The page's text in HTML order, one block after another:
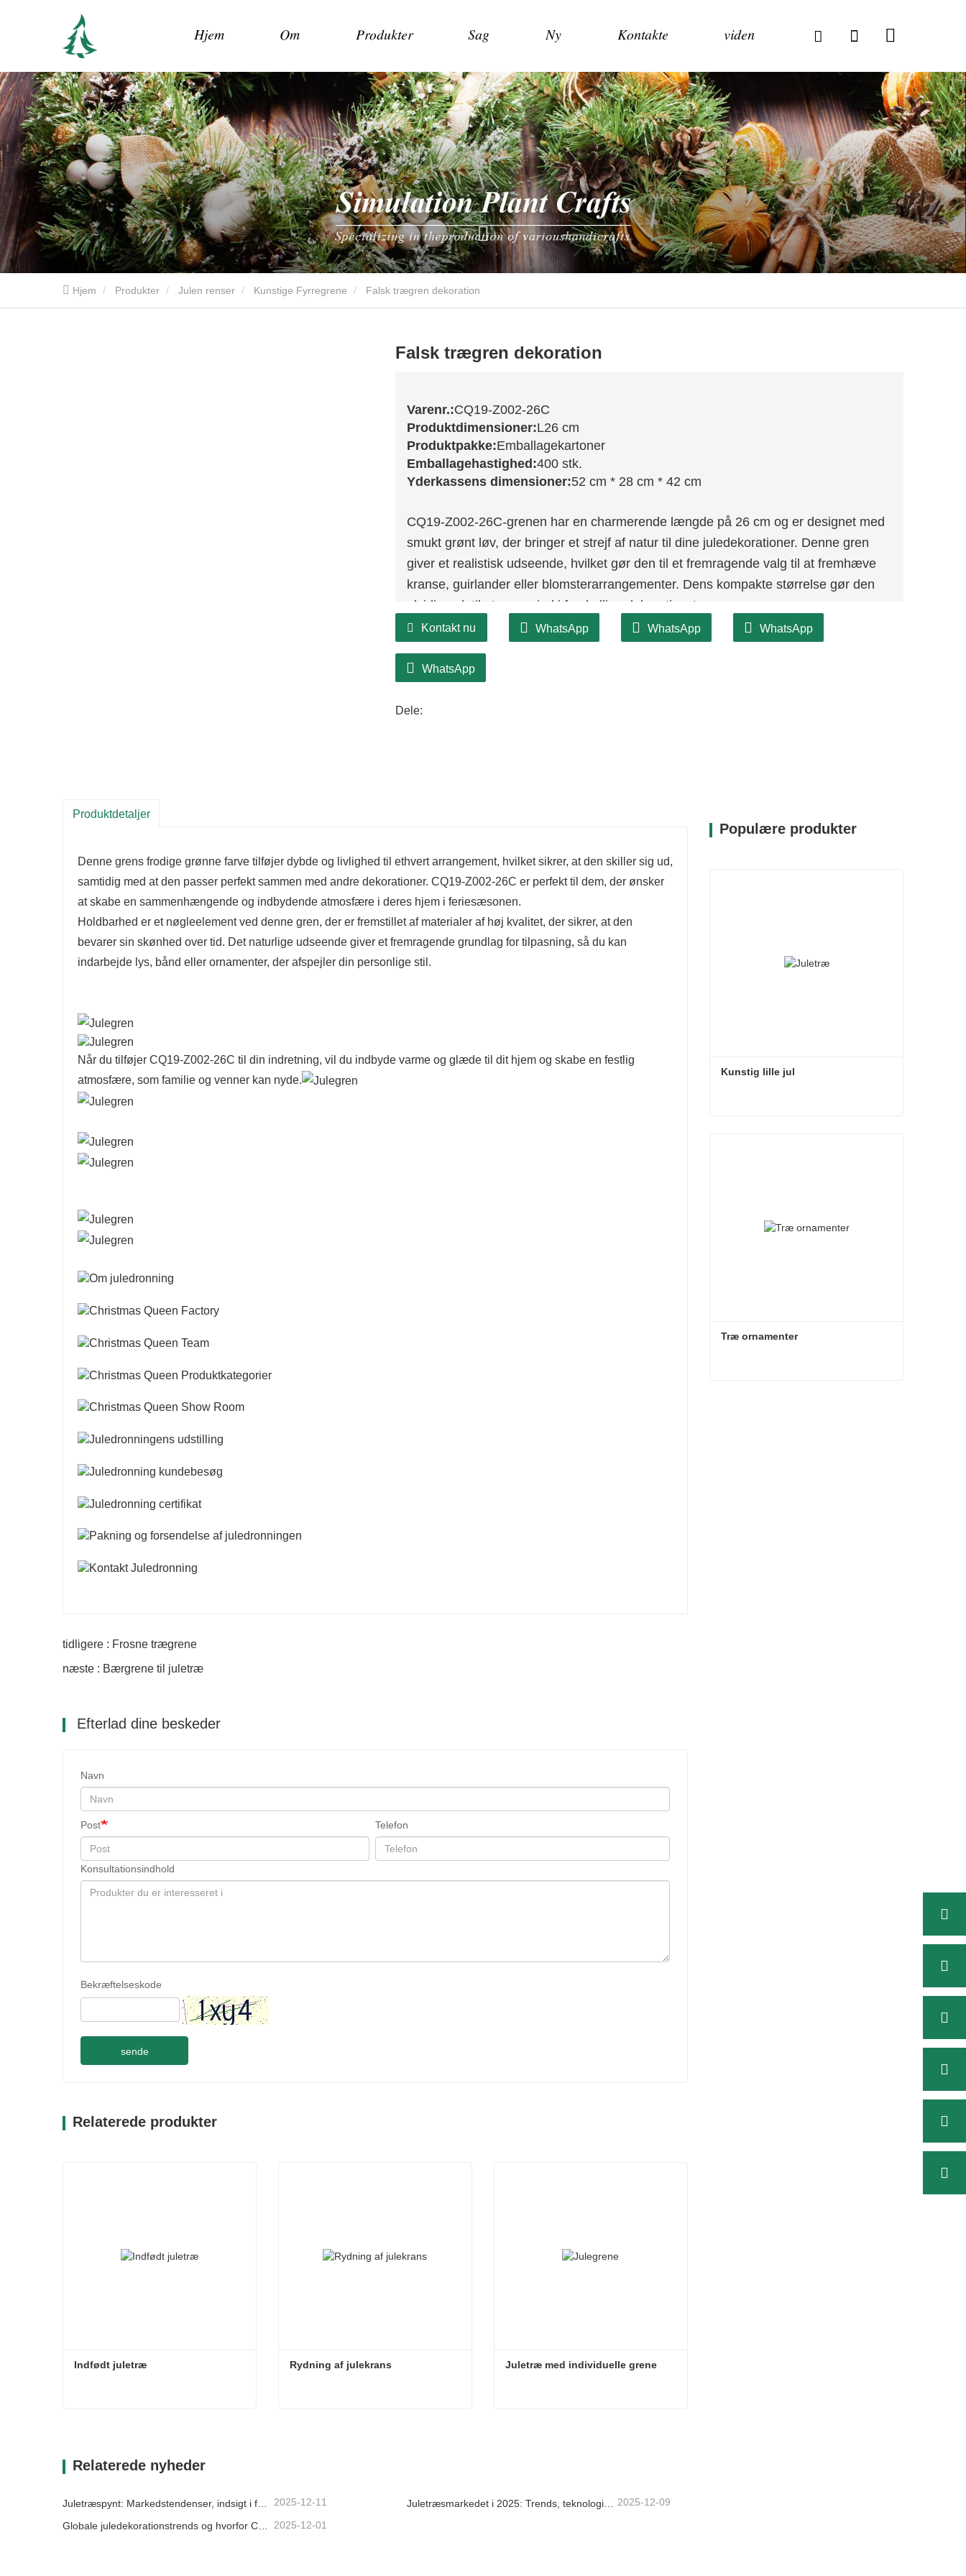
Hjem Om Produkter Sag Ny Kontakte viden
Hjem Produkter Julen renser Kunstige Fyrregrene Falsk trægren dekoration
Falsk trægren dekoration
Varenr.:CQ19-Z002-26C
Produktdimensioner:L26 cm
Produktpakke:Emballagekartoner
Emballagehastighed:400 stk.
Yderkassens dimensioner:52 cm * 28 cm * 42 cm
CQ19-Z002-26C-grenen har en charmerende længde på 26 cm og er designet med
smukt grønt løv, der bringer et strejf af natur til dine juledekorationer. Denne gren
giver et realistisk udseende, hvilket gør den til et fremragende valg til at fremhæve
kranse, guirlander eller blomsterarrangementer. Dens kompakte størrelse gør den
alsidig nok til at passe ind i forskellige dekorationstemaer.
Kontakt nu WhatsApp WhatsApp WhatsApp
WhatsApp
Dele:
Produktdetaljer
Denne grens frodige grønne farve tilføjer dybde og livlighed til ethvert arrangement, hvilket sikrer, at den skiller sig ud,
samtidig med at den passer perfekt sammen med andre dekorationer. CQ19-Z002-26C er perfekt til dem, der ønsker
at skabe en sammenhængende og indbydende atmosfære i deres hjem i feriesæsonen.
Holdbarhed er et nøgleelement ved denne gren, der er fremstillet af materialer af høj kvalitet, der sikrer, at den
bevarer sin skønhed over tid. Det naturlige udseende giver et fremragende grundlag for tilpasning, så du kan
indarbejde lys, bånd eller ornamenter, der afspejler din personlige stil.
Når du tilføjer CQ19-Z002-26C til din indretning, vil du indbyde varme og glæde til dit hjem og skabe en festlig
atmosfære, som familie og venner kan nyde.
tidligere : Frosne trægrene
næste : Bærgrene til juletræ
Efterlad dine beskeder
Navn
Post Telefon
Konsultationsindhold
Bekræftelseskode
sende
Relaterede produkter
Indfødt juletræ Rydning af julekrans Juletræ med individuelle grene
Relaterede nyheder
2025-12-11 Juletræsmarkedet i 2025: Trends, teknologier og indkøbsguide til B2B-købere 2025-12-09
2025-12-01
Populære produkter
Kunstig lille jul
Træ ornamenter